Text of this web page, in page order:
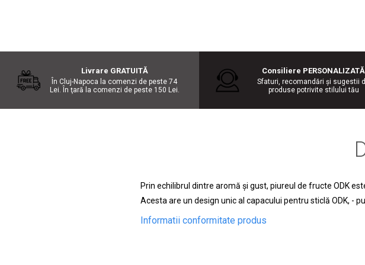
Livrare GRATUITĂ
În Cluj-Napoca la comenzi de peste 74
Lei. În ţară la comenzi de peste 150 Lei.
Consiliere PERSONALIZATĂ
Sfaturi, recomandări şi sugestii
produse potrivite stilului tău
Prin echilibrul dintre aromă și gust, piureul de fructe ODK
Acesta are un design unic al capacului pentru sticlă ODK, -
Informatii conformitate produs